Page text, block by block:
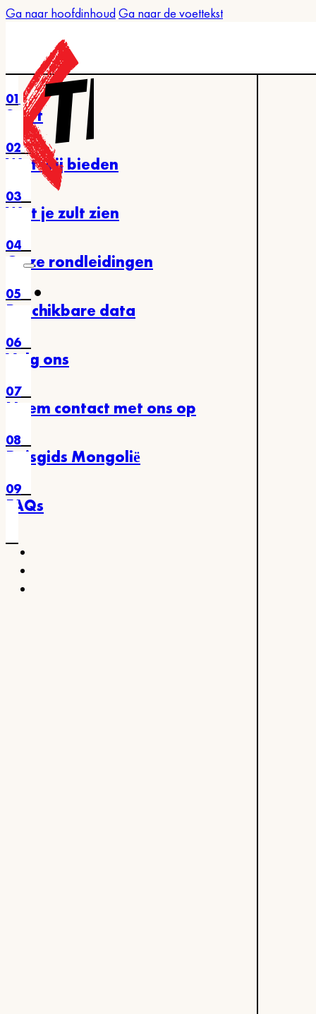
Ga naar hoofdinhoud Ga naar de voettekst
01
Start
02
Wat wij bieden
03
Wat je zult zien
04
Onze rondleidingen
05
Beschikbare data
06
Volg ons
07
Neem contact met ons op
08
Reisgids Mongolië
09
FAQs